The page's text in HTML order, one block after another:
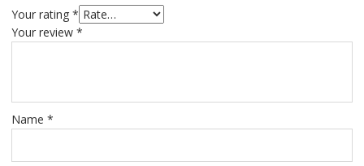
Your rating *
Your review *
Name *